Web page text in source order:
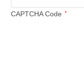
CAPTCHA Code *